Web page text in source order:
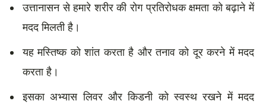
उत्तानासन से हमारे शरीर की रोग प्रतिरोधक क्षमता को बढ़ाने में
मदद मिलती है।
यह मस्तिष्क को शांत करता है और तनाव को दूर करने में मदद
करता है।
इसका अभ्यास लिवर और किडनी को स्वस्थ रखने में मदद